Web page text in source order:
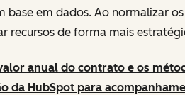
base em dados. Ao normalizar
recursos de forma mais
anual do contrato e os
da HubSpot para